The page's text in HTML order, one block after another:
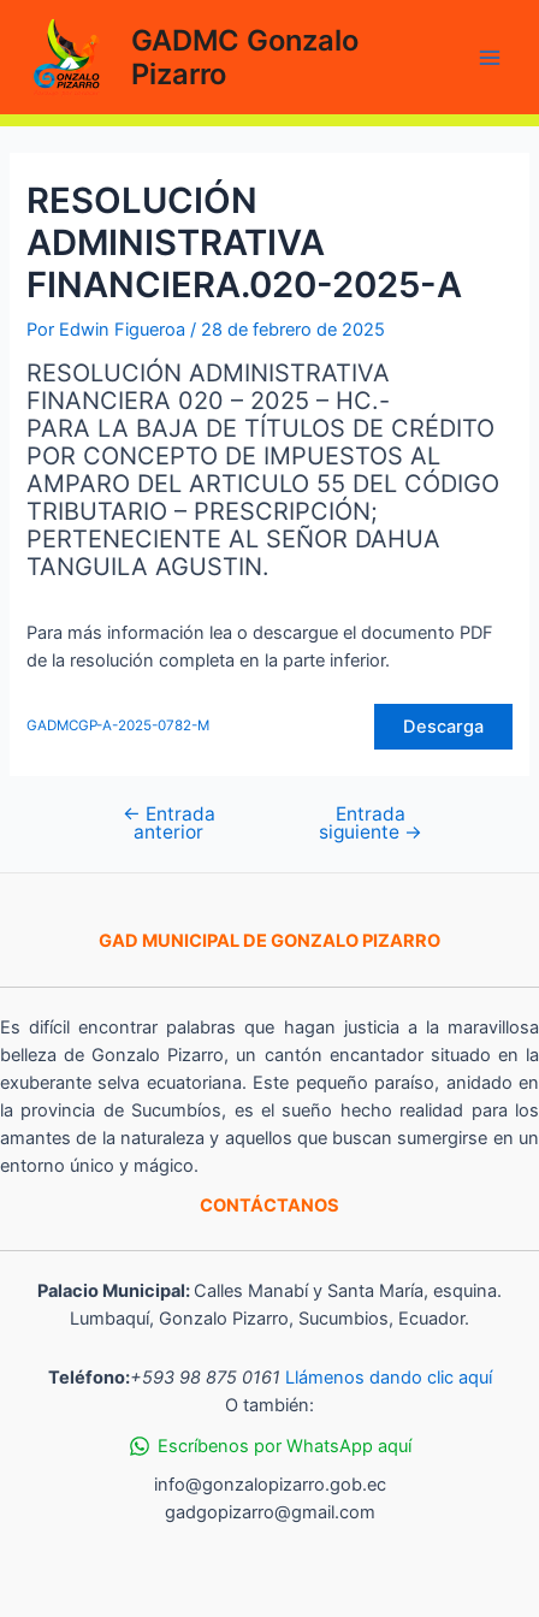
contenido
GADMC Gonzalo
Pizarro
RESOLUCIÓN
ADMINISTRATIVA
FINANCIERA.020-2025-A
Por Edwin Figueroa/ 28 de febrero de 2025
RESOLUCIÓN ADMINISTRATIVA
FINANCIERA 020 – 2025 – HC.-
PARA LA BAJA DE TÍTULOS DE CRÉDITO
POR CONCEPTO DE IMPUESTOS AL
AMPARO DEL ARTICULO 55 DEL CÓDIGO
TRIBUTARIO – PRESCRIPCIÓN;
PERTENECIENTE AL SEÑOR DAHUA
TANGUILA AGUSTIN.
Para más información lea o descargue el documento PDF
de la resolución completa en la parte inferior.
GADMCGP-A-2025-0782-M Descarga
Navegación
← Entrada
anterior
Entrada
siguiente →
GAD MUNICIPAL DE GONZALO PIZARRO
Es difícil encontrar palabras que hagan justicia a la maravillosa
belleza de Gonzalo Pizarro, un cantón encantador situado en la
exuberante selva ecuatoriana. Este pequeño paraíso, anidado en
la provincia de Sucumbíos, es el sueño hecho realidad para los
amantes de la naturaleza y aquellos que buscan sumergirse en un
entorno único y mágico.
CONTÁCTANOS
Palacio Municipal: Calles Manabí y Santa María, esquina.
Lumbaquí, Gonzalo Pizarro, Sucumbios, Ecuador.
Teléfono:+593 98 875 0161 Llámenos dando clic aquí
O también:
Escríbenos por WhatsApp aquí
info@gonzalopizarro.gob.ec
gadgopizarro@gmail.com